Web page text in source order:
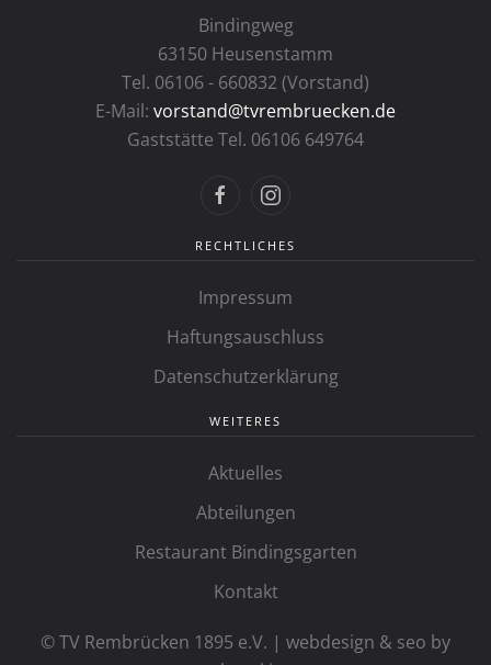
Bindingweg
63150 Heusenstamm
Tel. 06106 - 660832 (Vorstand)
E-Mail: vorstand@tvrembruecken.de
Gaststätte Tel. 06106 649764
RECHTLICHES
Impressum
Haftungsauschluss
Datenschutzerklärung
WEITERES
Aktuelles
Abteilungen
Restaurant Bindingsgarten
Kontakt
© TV Rembrücken 1895 e.V. | webdesign & seo by